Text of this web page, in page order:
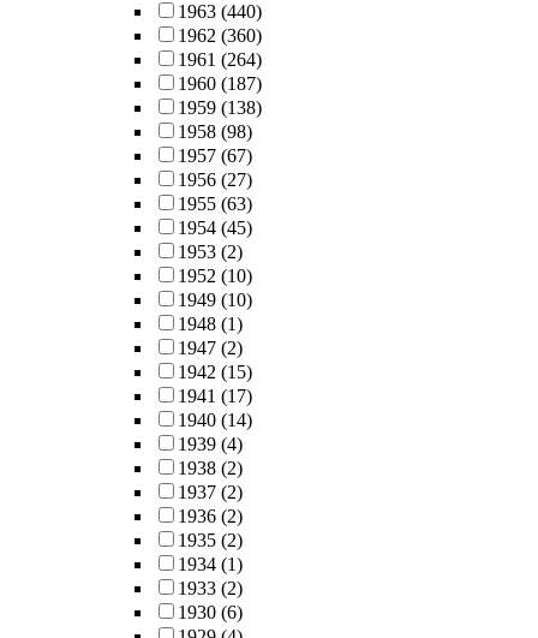
1963 (440)
1962 (360)
1961 (264)
1960 (187)
1959 (138)
1958 (98)
1957 (67)
1956 (27)
1955 (63)
1954 (45)
1953 (2)
1952 (10)
1949 (10)
1948 (1)
1947 (2)
1942 (15)
1941 (17)
1940 (14)
1939 (4)
1938 (2)
1937 (2)
1936 (2)
1935 (2)
1934 (1)
1933 (2)
1930 (6)